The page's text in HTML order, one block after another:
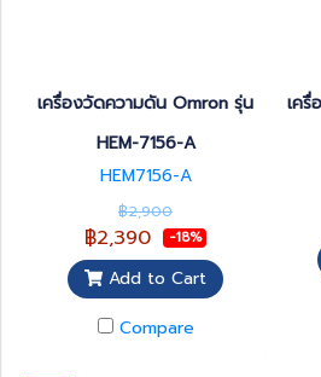
เครื่องวัดความดัน Omron รุ่น
HEM-7156-A
HEM7156-A
฿2,900
฿2,390 -18%
Add to Cart
Compare
เค